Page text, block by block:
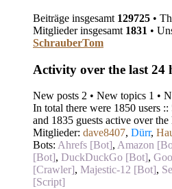
Beiträge insgesamt 129725 •
Mitglieder insgesamt 1831 •
SchrauberTom
Activity over the last 24
New posts 2 • New topics 1 •
In total there were 1850 users
and 1835 guests active over the
Mitglieder: dave8407, Dürr,
Bots: Ahrefs [Bot], Amazon
[Bot], DuckDuckGo [Bot],
[Crawler], Majestic-12 [Bot],
[Script]